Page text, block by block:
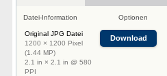
Datei-Information Optionen
Original JPG Datei
1200 × 1200 Pixel
(1.44 MP)
2.1 in × 2.1 in @ 580
PPI
Download